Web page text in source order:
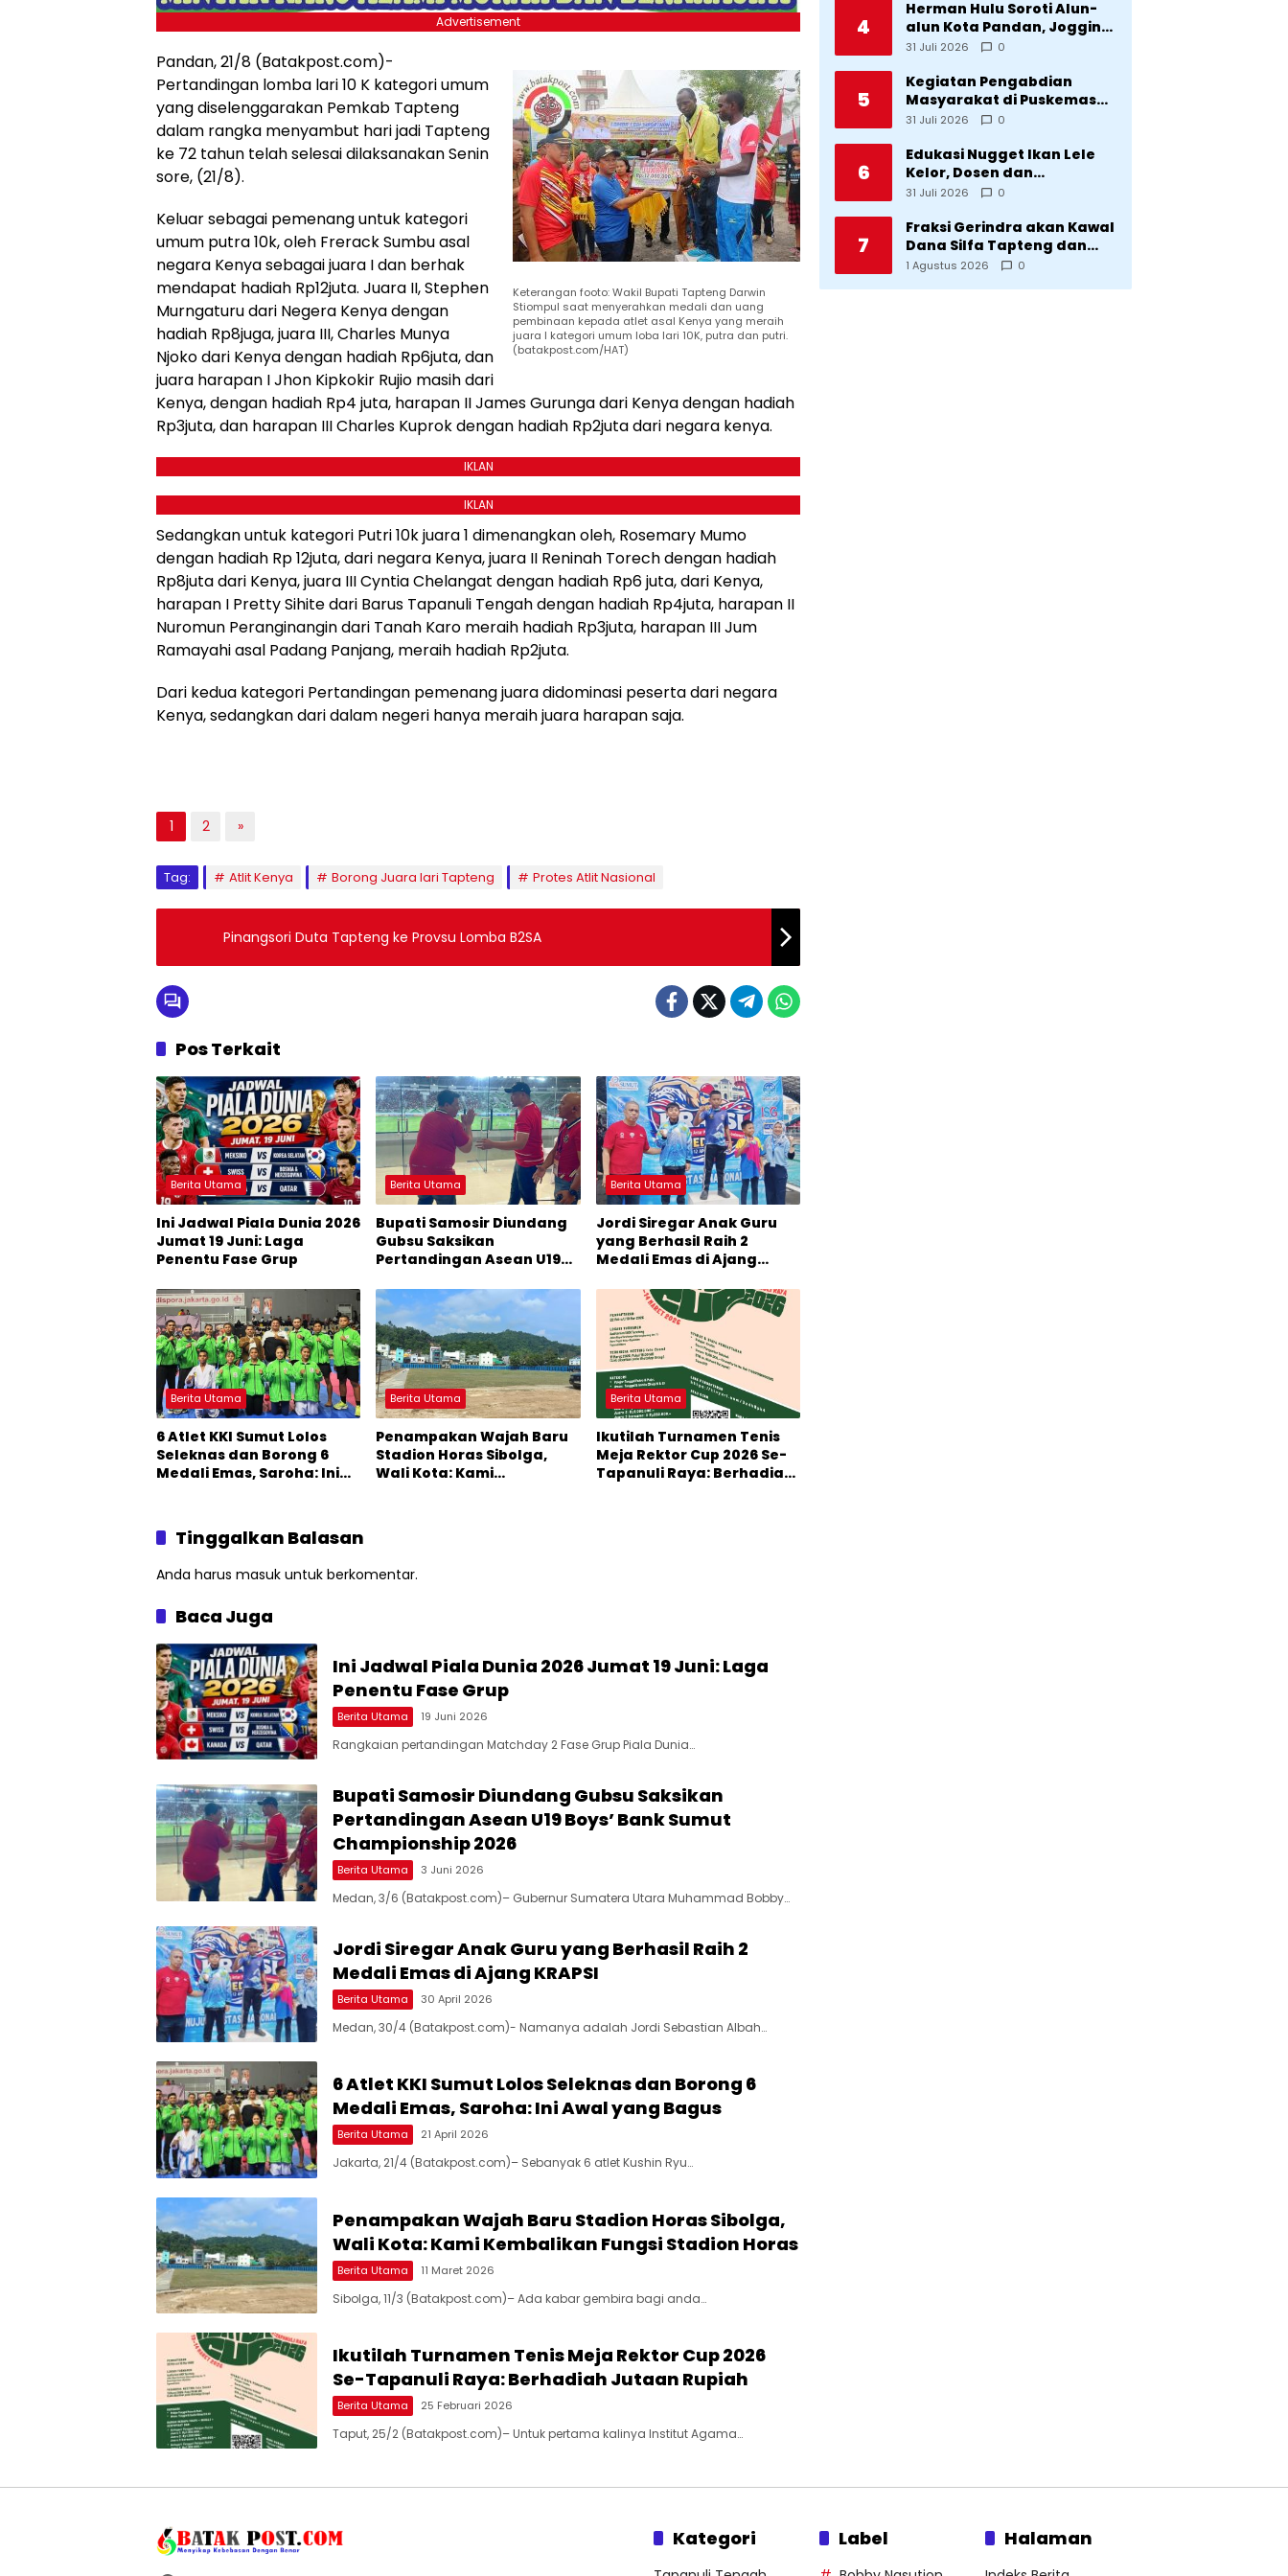
Advertisement
Keterangan footo: Wakil Bupati Tapteng Darwin
Stiompul saat menyerahkan medali dan uang
pembinaan kepada atlet asal Kenya yang meraih
juara I kategori umum loba lari 10K, putra dan putri.
(batakpost.com/HAT)
Pandan, 21/8 (Batakpost.com)-
Pertandingan lomba lari 10 K kategori umum
yang diselenggarakan Pemkab Tapteng
dalam rangka menyambut hari jadi Tapteng
ke 72 tahun telah selesai dilaksanakan Senin
sore, (21/8).
Keluar sebagai pemenang untuk kategori
umum putra 10k, oleh Frerack Sumbu asal
negara Kenya sebagai juara I dan berhak
mendapat hadiah Rp12juta. Juara II, Stephen
Murngaturu dari Negera Kenya dengan
hadiah Rp8juga, juara III, Charles Munya
Njoko dari Kenya dengan hadiah Rp6juta, dan
juara harapan I Jhon Kipkokir Rujio masih dari
Kenya, dengan hadiah Rp4 juta, harapan II James Gurunga dari Kenya dengan hadiah
Rp3juta, dan harapan III Charles Kuprok dengan hadiah Rp2juta dari negara kenya.
IKLAN
IKLAN
Sedangkan untuk kategori Putri 10k juara 1 dimenangkan oleh, Rosemary Mumo
dengan hadiah Rp 12juta, dari negara Kenya, juara II Reninah Torech dengan hadiah
Rp8juta dari Kenya, juara III Cyntia Chelangat dengan hadiah Rp6 juta, dari Kenya,
harapan I Pretty Sihite dari Barus Tapanuli Tengah dengan hadiah Rp4juta, harapan II
Nuromun Peranginangin dari Tanah Karo meraih hadiah Rp3juta, harapan III Jum
Ramayahi asal Padang Panjang, meraih hadiah Rp2juta.
Dari kedua kategori Pertandingan pemenang juara didominasi peserta dari negara
Kenya, sedangkan dari dalam negeri hanya meraih juara harapan saja.
1 2 »
Tag: Atlit Kenya Borong Juara lari Tapteng Protes Atlit Nasional
Pinangsori Duta Tapteng ke Provsu Lomba B2SA
Pos Terkait
Berita Utama
Ini Jadwal Piala Dunia 2026
Jumat 19 Juni: Laga
Penentu Fase Grup
Berita Utama
Bupati Samosir Diundang
Gubsu Saksikan
Pertandingan Asean U19
Championship 2026
Berita Utama
Jordi Siregar Anak Guru
yang Berhasil Raih 2
Medali Emas di Ajang
Berita Utama
6 Atlet KKI Sumut Lolos
Seleknas dan Borong 6
Medali Emas, Saroha: Ini
Berita Utama
Penampakan Wajah Baru
Stadion Horas Sibolga,
Wali Kota: Kami
Berita Utama
Ikutilah Turnamen Tenis
Meja Rektor Cup 2026 Se-
Tapanuli Raya: Berhadiah
Tinggalkan Balasan
Anda harus masuk untuk berkomentar.
Baca Juga
Ini Jadwal Piala Dunia 2026 Jumat 19 Juni: Laga
Penentu Fase Grup
Berita Utama 19 Juni 2026
Rangkaian pertandingan Matchday 2 Fase Grup Piala Dunia…
Bupati Samosir Diundang Gubsu Saksikan
Pertandingan Asean U19 Boys’ Bank Sumut
Championship 2026
Berita Utama 3 Juni 2026
Medan, 3/6 (Batakpost.com)– Gubernur Sumatera Utara Muhammad Bobby…
Jordi Siregar Anak Guru yang Berhasil Raih 2
Medali Emas di Ajang KRAPSI
Berita Utama 30 April 2026
Medan, 30/4 (Batakpost.com)- Namanya adalah Jordi Sebastian Albah…
6 Atlet KKI Sumut Lolos Seleknas dan Borong 6
Medali Emas, Saroha: Ini Awal yang Bagus
Berita Utama 21 April 2026
Jakarta, 21/4 (Batakpost.com)– Sebanyak 6 atlet Kushin Ryu…
Penampakan Wajah Baru Stadion Horas Sibolga,
Wali Kota: Kami Kembalikan Fungsi Stadion Horas
Berita Utama 11 Maret 2026
Sibolga, 11/3 (Batakpost.com)– Ada kabar gembira bagi anda…
Ikutilah Turnamen Tenis Meja Rektor Cup 2026
Se-Tapanuli Raya: Berhadiah Jutaan Rupiah
Berita Utama 25 Februari 2026
Taput, 25/2 (Batakpost.com)– Untuk pertama kalinya Institut Agama…
4
Herman Hulu Soroti Alun-
alun Kota Pandan, Jogging
Track, Lampu Jalan Lingkar
31 Juli 2026 0
5
Kegiatan Pengabdian
Masyarakat di Puskemas
Sitadatada
31 Juli 2026 0
6
Edukasi Nugget Ikan Lele
Kelor, Dosen dan
Mahasiswa Dorong
Desa Silangkitang
Kecamatan Pahae Jae
31 Juli 2026 0
7
Fraksi Gerindra akan Kawal
Dana Silfa Tapteng dan
TKD Rp298 Miliar: Jangan
1 Agustus 2026 0
Kategori Label Halaman